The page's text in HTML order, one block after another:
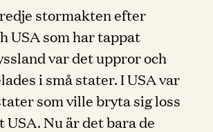
stormakten efter
USA som har tappat
var det uppror och
i små stater. I USA var
som ville bryta sig loss
Nu är det bara de